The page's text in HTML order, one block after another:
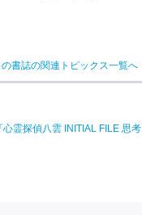
の書誌の関連トピックス一覧へ
霊探偵八雲 INITIAL FILE 思考